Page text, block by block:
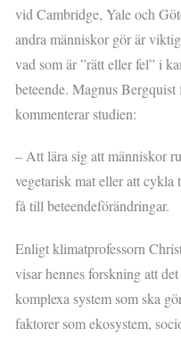
vid Cambridge, Yale och
andra människor gör är
vad som är ”rätt eller fel” i
beteende. Magnus
kommenterar studien:
– Att lära sig att människor
vegetarisk mat eller att
få till beteendeförändringar.
Enligt klimatprofessorn
visar hennes forskning att
komplexa system som ska
faktorer som ekosystem,